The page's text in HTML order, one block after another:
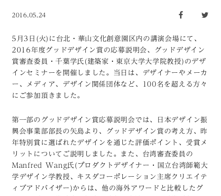
2016.05.24
5月3日(火)に台北・華山文化創意園区内の講演会場にて、
2016年度グッドデザイン賞の応募説明会、グッドデザイン
賞審査委員・千葉学氏(建築家・東京大学大学院教授)のデザ
インセミナーを開催しました。当日は、デザイナーやメーカ
ー、メディア、デザイン関係団体など、100名を超える方々
にご参加頂きました。
第一部のグッドデザイン賞応募説明会では、日本デザイン振
興会事業部部長の矢島より、グッドデザイン賞の考え方、昨
年特別賞に選ばれたデザインを通じた評価ポイント、受賞メ
リットについてご説明しました。また、台湾審査委員の
Manfred Wang氏(プロダクトデザイナー・国立台湾師範大
学デザイン学教授、キスダコーポレーション主席クリエイテ
ィブアドバイザー)からは、他の海外アワードと比較したグ